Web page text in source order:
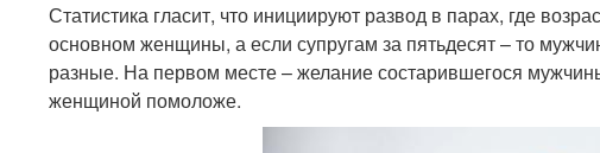
Статистика гласит, что инициируют развод в парах, где
основном женщины, а если супругам за пятьдесят – то
разные. На первом месте – желание состарившегося
женщиной помоложе.